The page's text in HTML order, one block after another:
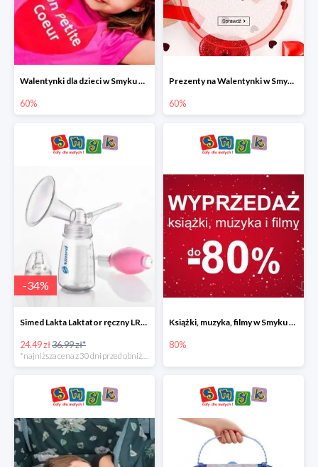
Walentynki dla dzieci w Smyku do -60%
60%
Prezenty na Walentynki w Smyku do -60%
60%
-34%
Simed Lakta Laktator ręczny LR-8 -34%
24.49 zł36.99 zł*
*najniższa cena z 30 dni przed obniżką
Książki, muzyka, filmy w Smyku do -80%
80%